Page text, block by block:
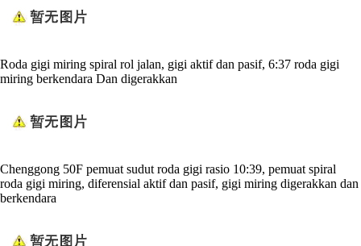
Roda gigi miring spiral rol jalan, gigi aktif dan pasif, 6:37 roda gigi
miring berkendara Dan digerakkan
Chenggong 50F pemuat sudut roda gigi rasio 10:39, pemuat spiral
roda gigi miring, diferensial aktif dan pasif, gigi miring digerakkan dan
berkendara